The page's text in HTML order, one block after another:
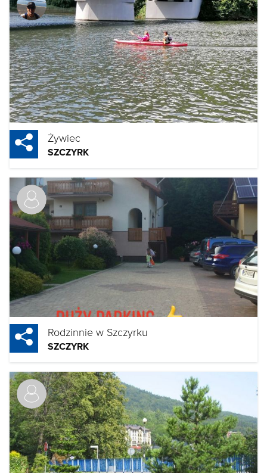
Żywiec
SZCZYRK
Rodzinnie w Szczyrku
SZCZYRK